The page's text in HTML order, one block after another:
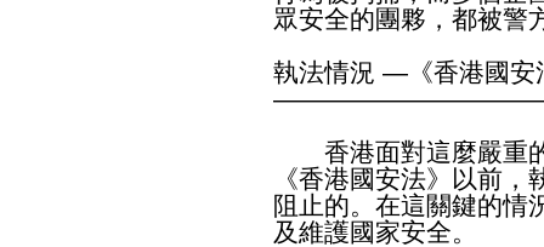
眾安全的團夥，都被警
執法情況 —《香港國安
香港面對這麼嚴重的
《香港國安法》以前
阻止的。在這關鍵的情
及維護國家安全。